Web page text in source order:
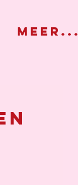
Meer...